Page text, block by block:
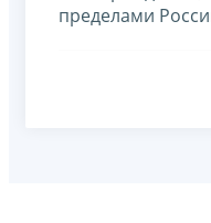
пределами